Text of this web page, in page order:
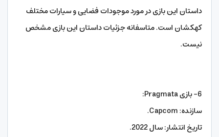
داستان این بازی در مورد موجودات فضایی و سیارات مختلف
کهکشان است. متاسفانه جزئیات داستان این بازی مشخص
نیست.
6- بازی Pragmata:
سازنده: Capcom.
تاریخ انتشار: سال 2022.